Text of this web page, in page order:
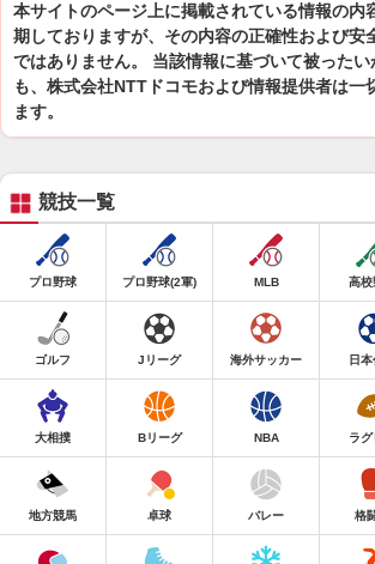
本サイトのページ上に掲載されている情報の内
期しておりますが、その内容の正確性および安
ではありません。 当該情報に基づいて被った
も、株式会社NTTドコモおよび情報提供者は一
ます。
競技一覧
プロ野球 プロ野球(2軍) MLB 高校
ゴルフ Jリーグ 海外サッカー 日
大相撲 Bリーグ NBA ラ
地方競馬 卓球 バレー 格